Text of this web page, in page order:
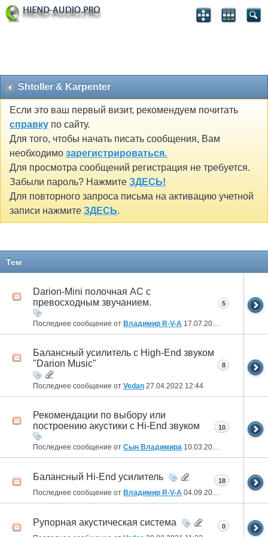
Shtoller & Karpenter
Если это ваш первый визит, рекомендуем почитать
справку по сайту.
Для того, чтобы начать писать сообщения, Вам
необходимо зарегистрироваться.
Для просмотра сообщений регистрация не требуется.
Забыли пароль? Нажмите ЗДЕСЬ!
Для повторного запроса письма на активацию учетной
записи нажмите ЗДЕСЬ.
Тем
Darion-Mini полочная АС с
превосходным звучанием.
Последнее сообщение от Владимир R-V-A 17.07.2022
5
Балансный усилитель с High-End звуком
"Darion Music"
Последнее сообщение от Vedan 27.04.2022 12:44
8
Рекомендации по выбору или
построению акустики с Hi-End звуком
Последнее сообщение от Сын Владимира 10.03.2022
10
Балансный Hi-End усилитель
Последнее сообщение от Владимир R-V-A 04.09.2021
18
Рупорная акустическая система 0